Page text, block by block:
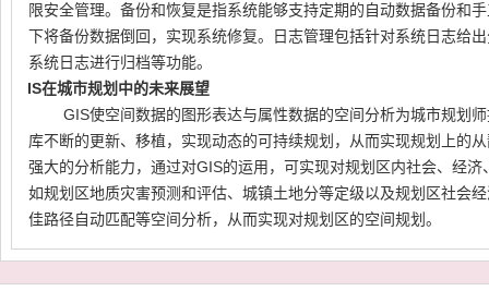
限安全管理。备份和恢复是指系统能够支持定期的自动数据备份和
下将备份数据倒回，实现系统修复。日志管理包括针对系统日志给
系统日志进行归档等功能。
GIS在城市规划中的未来展望
GIS使空间数据的图形表达与属性数据的空间分析为城市规划
库不断的更新、移植，实现动态的可持续规划，从而实现规划上的
强大的分析能力，通过对GIS的运用，可实现对规划区内社会、经
如规划区地质灾害预测和评估、城镇土地分等定级以及规划区社会
佳路径自动匹配等空间分析，从而实现对规划区的空间规划。